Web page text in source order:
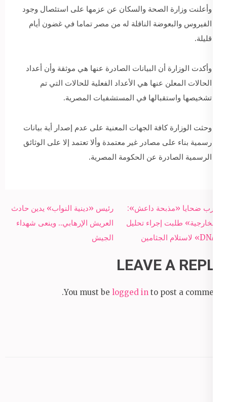
وأعلنت وزارة الصحة والسكان عن عزمها على استئصال وجود
الفيروس والبعوضة الناقلة له من مصر تماما في غضون أيام
قليلة.
وأكدت الوزارة أن البيانات الصادرة عنها هي موثقة وأن أعداد
الحالات المعلن عنها هي الأعداد الفعلية للحالات التي تم
تشخيصها واستقبالها في المستشفيات المصرية.
وحثت الوزارة كافة الجهات المعنية على عدم إصدار أية بيانات
رسمية بناء على مصادر غير معتمدة وألا تعتمد إلا على الوثائق
الرسمية الصادرة عن الحكومة المصرية.
Post
navigation
رئيس «دينية النواب» يدين حادث
العريش الإرهابي.. وينعى شهداء
الجيش
أقارب ضحايا «مذبحة داعش»:
«الخارجية» طلبت إجراء تحليل
LEAVE A REPLY
You must be logged in to post a comment.